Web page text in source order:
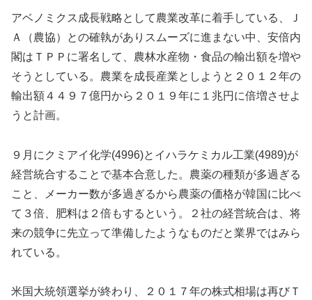
アベノミクス成長戦略として農業改革に着手している、Ｊ
Ａ（農協）との確執がありスムーズに進まない中、安倍内
閣はＴＰＰに署名して、農林水産物・食品の輸出額を増や
そうとしている。農業を成長産業としようと２０１２年の
輸出額４４９７億円から２０１９年に１兆円に倍増させよ
うと計画。
９月にクミアイ化学(4996)とイハラケミカル工業(4989)が
経営統合することで基本合意した。農薬の種類が多過ぎる
こと、メーカー数が多過ぎるから農薬の価格が韓国に比べ
て３倍、肥料は２倍もするという。２社の経営統合は、将
来の競争に先立って準備したようなものだと業界ではみら
れている。
米国大統領選挙が終わり、２０１７年の株式相場は再びＴ